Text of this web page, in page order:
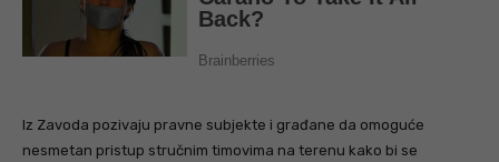
Iz Zavoda pozivaju pravne subjekte i građane da omoguće
nesmetan pristup stručnim timovima na terenu kako bi se